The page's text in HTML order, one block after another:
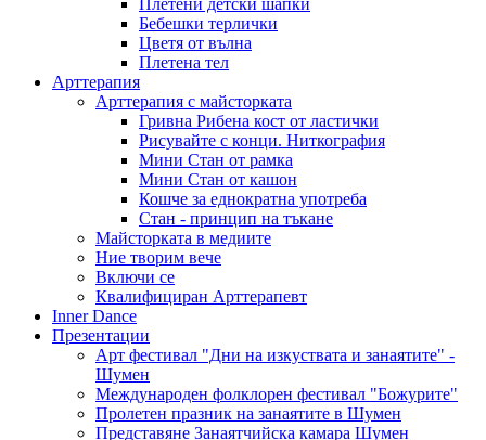
Бебешки терлички
Цветя от вълна
Плетена тел
Арттерапия
Арттерапия с майсторката
Гривна Рибена кост от ластички
Рисувайте с конци. Ниткография
Мини Стан от рамка
Мини Стан от кашон
Кошче за еднократна употреба
Стан - принцип на тъкане
Майсторката в медиите
Ние творим вече
Включи се
Квалифициран Арттерапевт
Inner Dance
Презентации
Арт фестивал "Дни на изкуствата и занаятите" -
Шумен
Международен фолклорен фестивал "Божурите"
Пролетен празник на занаятите в Шумен
Представяне Занаятчийска камара Шумен